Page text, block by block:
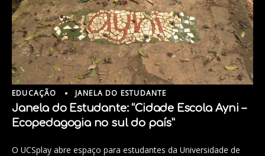
EDUCAÇÃO JANELA DO ESTUDANTE
Janela do Estudante: “Cidade Escola Ayni –
Ecopedagogia no sul do país”
O UCSplay abre espaço para estudantes da Universidade de